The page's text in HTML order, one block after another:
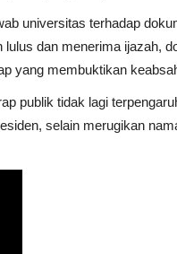
universitas terhadap
dan menerima ijazah,
yang membuktikan
publik tidak lagi
selain merugikan